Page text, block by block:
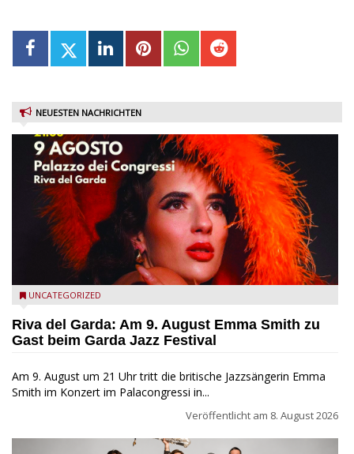
NEUESTEN NACHRICHTEN
Riva del Garda - Emma Smith zu Gast beim Garda Jazz
UNCATEGORIZED
Riva del Garda: Am 9. August Emma Smith zu
Gast beim Garda Jazz Festival
Am 9. August um 21 Uhr tritt die britische Jazzsängerin Emma
Smith im Konzert im Palacongressi in...
Veröffentlicht am 8. August 2026